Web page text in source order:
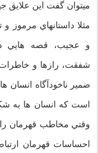
ميتوان گفت اين علايق
مثلا داستانهاي مرموز
و عجيب، قصه هايي
شفقت، رازها و
ضمير ناخودآگاه انسان
است که انسان ها به
وقتي مخاطب قهرمان
احساسات قهرمان